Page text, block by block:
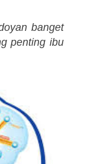
banget
penting ibu